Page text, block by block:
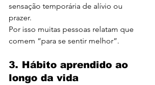
sensação temporária de alívio ou
prazer.
Por isso muitas pessoas relatam que
comem “para se sentir melhor”.
3. Hábito aprendido ao
longo da vida